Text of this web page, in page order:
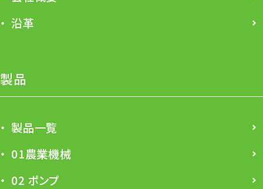
沿革
製品
製品一覧
01農業機械
02 ポンプ